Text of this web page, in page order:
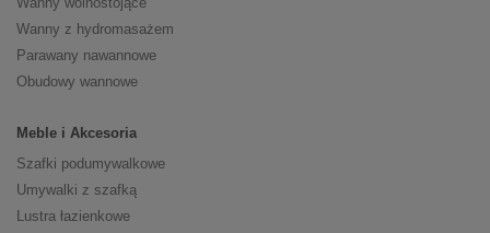
Wanny z hydromasażem
Parawany nawannowe
Obudowy wannowe
Meble i Akcesoria
Szafki podumywalkowe
Umywalki z szafką
Lustra łazienkowe